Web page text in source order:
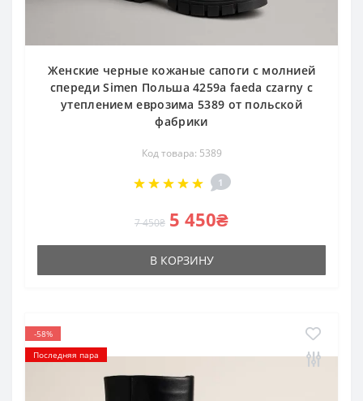
Женские черные кожаные сапоги с молнией
спереди Simen Польша 4259a faeda czarny с
утеплением еврозима 5389 от польской
фабрики
Код товара: 5389
1
7 450₴ 5 450₴
В КОРЗИНУ
-58%
Последняя пара